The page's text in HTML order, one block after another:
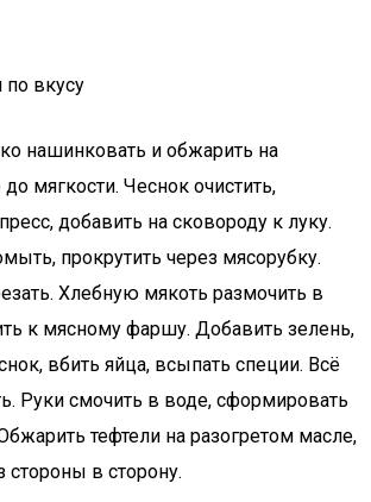
по вкусу
нашинковать и обжарить на
мягкости. Чеснок очистить,
добавить на сковороду к луку.
прокрутить через мясорубку.
Хлебную мякоть размочить в
к мясному фаршу. Добавить зелень,
вбить яйца, всыпать специи. Всё
Руки смочить в воде, сформировать
тефтели на разогретом масле,
стороны в сторону.